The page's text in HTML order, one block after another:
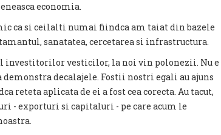
economia.
ca si ceilalti numai fiindca am taiat din bazele
sanatatea, cercetarea si infrastructura.
investitorilor vesticilor, la noi vin polonezii. Nu e
decalajele. Fostii nostri egali au ajuns
reteta aplicata de ei a fost cea corecta. Au tacut,
- exporturi si capitaluri - pe care acum le